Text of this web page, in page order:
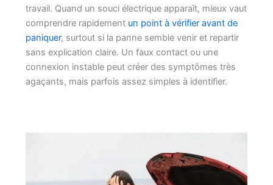
travail. Quand un souci électrique apparaît, mieux vaut
comprendre rapidement un point à vérifier avant de
paniquer, surtout si la panne semble venir et repartir
sans explication claire. Un faux contact ou une
connexion instable peut créer des symptômes très
agaçants, mais parfois assez simples à identifier.